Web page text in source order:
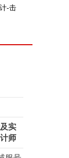
-击
实
师